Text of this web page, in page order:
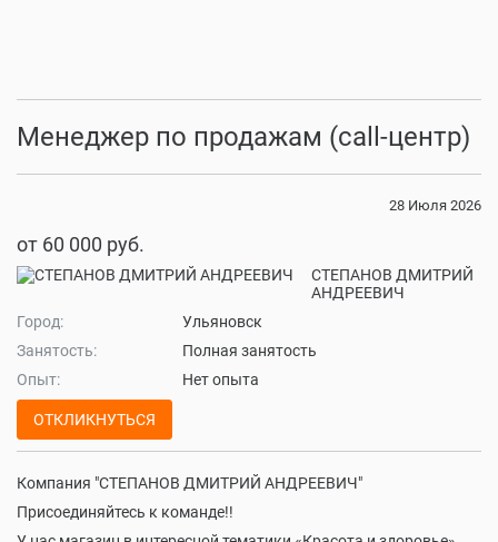
Менеджер по продажам (call-центр)
28 Июля 2026
от 60 000 руб.
СТЕПАНОВ ДМИТРИЙ
АНДРЕЕВИЧ
Город:
Ульяновск
Занятость:
Полная занятость
Опыт:
Нет опыта
ОТКЛИКНУТЬСЯ
Компания "СТЕПАНОВ ДМИТРИЙ АНДРЕЕВИЧ"
Присоединяйтесь к команде!!